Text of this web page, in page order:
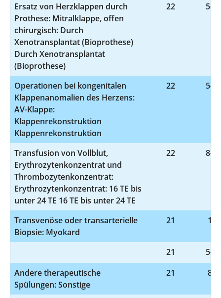
Ersatz von Herzklappen durch
Prothese: Mitralklappe, offen
chirurgisch: Durch
Xenotransplantat (Bioprothese)
Durch Xenotransplantat
(Bioprothese)
22 5-
Operationen bei kongenitalen
Klappenanomalien des Herzens:
AV-Klappe:
Klappenrekonstruktion
Klappenrekonstruktion
22 5-
Transfusion von Vollblut,
Erythrozytenkonzentrat und
Thrombozytenkonzentrat:
Erythrozytenkonzentrat: 16 TE bis
unter 24 TE 16 TE bis unter 24 TE
22 8-
Transvenöse oder transarterielle
Biopsie: Myokard
21 1-
21
5-
Andere therapeutische
Spülungen: Sonstige
21 8-